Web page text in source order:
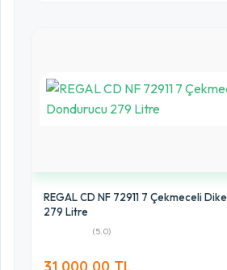
REGAL CD NF 72911 7 Çekmeceli
279 Litre
(5.0)